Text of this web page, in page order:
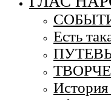
Есть
История